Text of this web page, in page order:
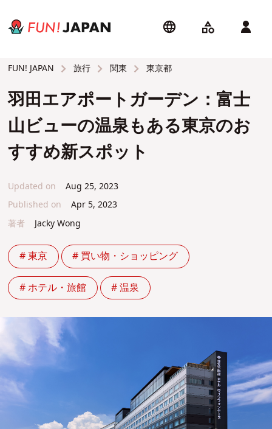
FUN! JAPAN 旅行 関東 東京都
羽田エアポートガーデン：富士
山ビューの温泉もある東京のお
すすめ新スポット
Updated on
Aug 25, 2023
Published on
Apr 5, 2023
著者
Jacky Wong
# 東京 # 買い物・ショッピング
# ホテル・旅館 # 温泉